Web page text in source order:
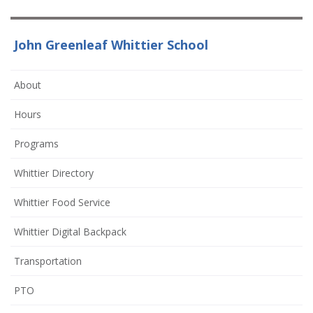
John Greenleaf Whittier School
About
Hours
Programs
Whittier Directory
Whittier Food Service
Whittier Digital Backpack
Transportation
PTO